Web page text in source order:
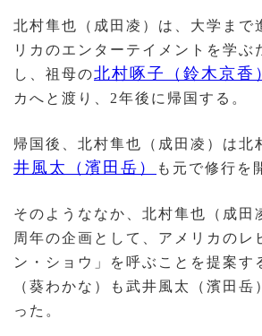
北村隼也（成田凌）は、大学まで
リカのエンターテイメントを学ぶ
し、祖母の北村啄子（鈴木京香
カへと渡り、2年後に帰国する。
帰国後、北村隼也（成田凌）は北
井風太（濱田岳）
も元で修行を
そのようななか、北村隼也（成田
周年の企画として、アメリカのレ
ン・ショウ」を呼ぶことを提案す
（葵わかな）も武井風太（濱田岳
った。